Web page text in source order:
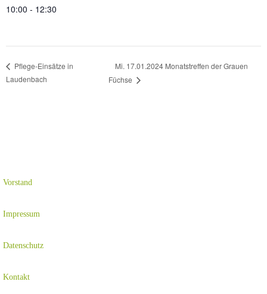
10:00 - 12:30
Pflege-Einsätze in
Laudenbach
Mi. 17.01.2024 Monatstreffen der Grauen
Füchse
Vorstand
Impressum
Datenschutz
Kontakt